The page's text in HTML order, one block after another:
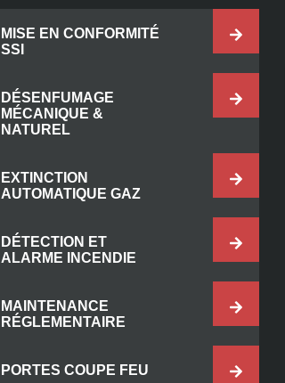
MISE EN CONFORMITÉ
SSI
DÉSENFUMAGE
MÉCANIQUE &
NATUREL
EXTINCTION
AUTOMATIQUE GAZ
DÉTECTION ET
ALARME INCENDIE
MAINTENANCE
RÉGLEMENTAIRE
PORTES COUPE FEU